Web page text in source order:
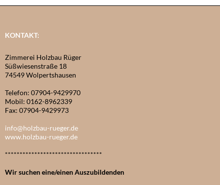
KONTAKT:
Zimmerei Holzbau Rüger
Süßwiesenstraße 18
74549 Wolpertshausen
Telefon: 07904-9429970
Mobil: 0162-8962339
Fax: 07904-9429973
info@holzbau-rueger.de
www.holzbau-rueger.de
*********************************
Wir suchen eine/einen Auszubildenden